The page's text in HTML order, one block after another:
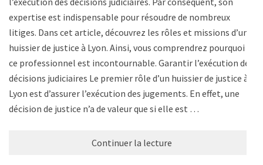
expertise est indispensable pour résoudre de nombreux
litiges. Dans cet article, découvrez les rôles et missions d’un
huissier de justice à Lyon. Ainsi, vous comprendrez pourquoi
ce professionnel est incontournable. Garantir l’exécution des
décisions judiciaires Le premier rôle d’un huissier de justice à
Lyon est d’assurer l’exécution des jugements. En effet, une
décision de justice n’a de valeur que si elle est …
Continuer la lecture